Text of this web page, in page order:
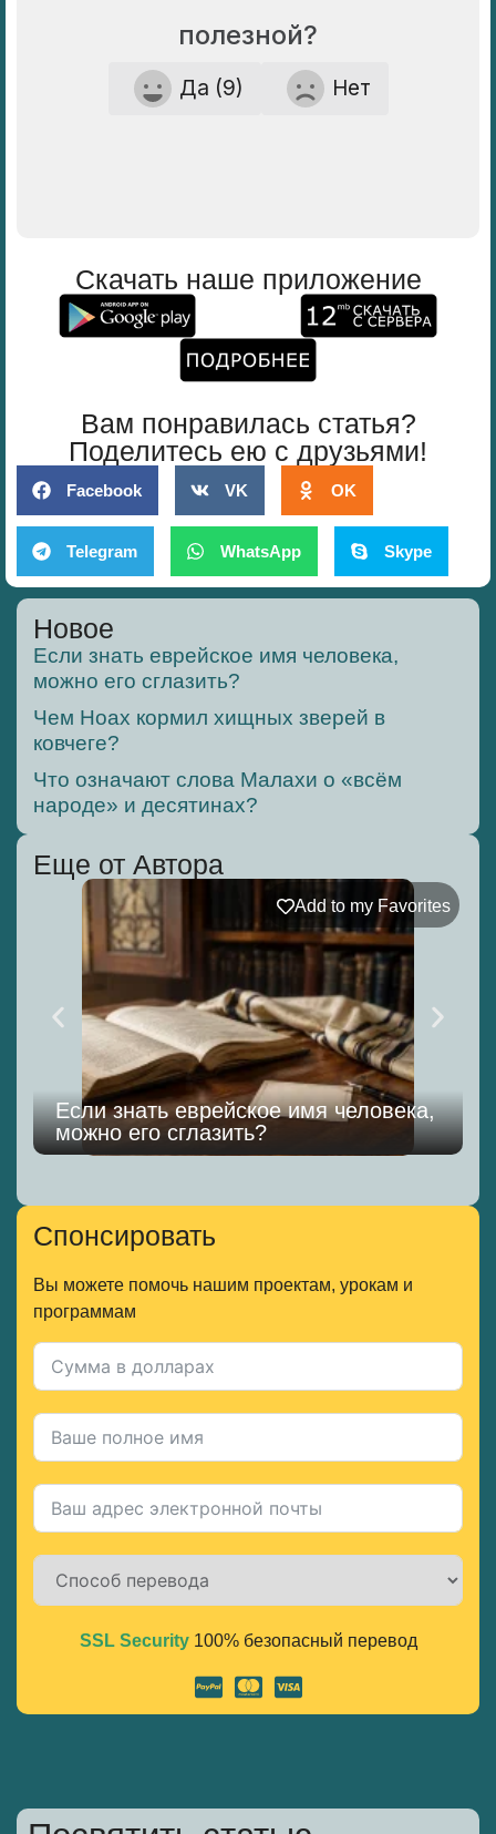
полезной?
Да (9) Нет
Скачать наше приложение
Вам понравилась статья?
Поделитесь ею с друзьями!
Facebook VK OK
Telegram WhatsApp Skype
Новое
Если знать еврейское имя человека,
можно его сглазить?
Чем Ноах кормил хищных зверей в
ковчеге?
Что означают слова Малахи о «всём
народе» и десятинах?
Еще от Автора
Add to my Favorites
Если знать еврейское имя человека,
можно его сглазить?
Спонсировать
Вы можете помочь нашим проектам, урокам и
программам
Alternative:
SSL Security100% безопасный перевод